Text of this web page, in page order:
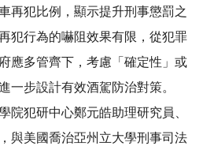
再犯比例，顯示提升刑事懲罰之
犯行為的嚇阻效果有限，從犯罪
應多管齊下，考慮「確定性」或
一步設計有效酒駕防治對策。
院犯研中心鄭元皓助理研究員、
與美國喬治亞州立大學刑事司法